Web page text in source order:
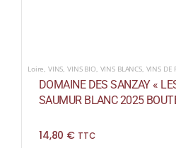
Loire VINS ,VINS BIO VINS BLANCS, VINS DE
DOMAINE DES SANZAY «
SAUMUR BLANC 2025
14,80 € TTC